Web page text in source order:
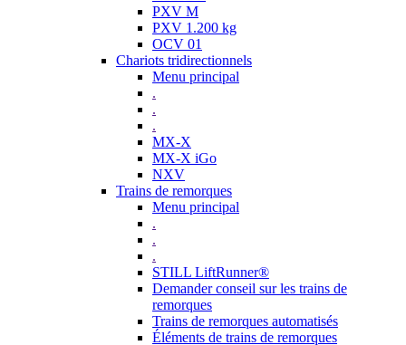
PXV M
PXV 1.200 kg
OCV 01
Chariots tridirectionnels
Menu principal
.
.
.
MX-X
MX-X iGo
NXV
Trains de remorques
Menu principal
.
.
.
STILL LiftRunner®
Demander conseil sur les trains de
remorques
Trains de remorques automatisés
Éléments de trains de remorques